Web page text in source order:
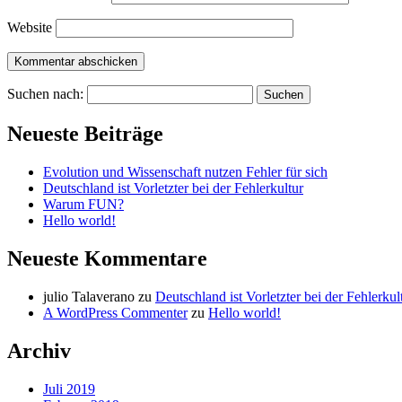
Website
Suchen nach:
Neueste Beiträge
Evolution und Wissenschaft nutzen Fehler für sich
Deutschland ist Vorletzter bei der Fehlerkultur
Warum FUN?
Hello world!
Neueste Kommentare
julio Talaverano zu Deutschland ist Vorletzter bei der
A WordPress Commenterzu Hello world!
Archiv
Juli 2019